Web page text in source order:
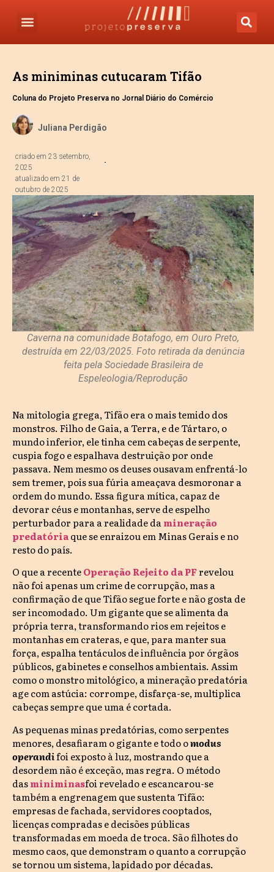
As miniminas cutucaram Tifão
Coluna do Projeto Preserva no Jornal Diário do Comércio
Juliana Perdigão
criado em 23 setembro,
2025
atualizado em 21 de
outubro de 2025
Caverna na comunidade Botafogo, em Ouro Preto,
destruída em 22/03/2025. Foto retirada da denúncia
feita pela Sociedade Brasileira de
Espeleologia/Reprodução
Na mitologia grega, Tifão era o mais temido dos
monstros. Filho de Gaia, a Terra, e de Tártaro, o
mundo inferior, ele tinha cem cabeças de serpente,
cuspia fogo e espalhava destruição por onde
passava. Nem mesmo os deuses ousavam enfrentá-lo
sem tremer, pois sua fúria ameaçava desmoronar a
ordem do mundo. Essa figura mítica, capaz de
devorar céus e montanhas, serve de espelho
perturbador para a realidade damineração
predatóriaque se enraizou em Minas Gerais e no
resto do país.
O que a recenteOperação Rejeito da PFrevelou
não foi apenas um crime de corrupção, mas a
confirmação de que Tifão segue forte e não gosta de
ser incomodado. Um gigante que se alimenta da
própria terra, transformando rios em rejeitos e
montanhas em crateras, e que, para manter sua
força, espalha tentáculos de influência por órgãos
públicos, gabinetes e conselhos ambientais. Assim
como o monstro mitológico, a mineração predatória
age com astúcia: corrompe, disfarça-se, multiplica
cabeças sempre que uma é cortada.
As pequenas minas predatórias, como serpentes
menores, desafiaram o gigante e todo omodus
operandifoi exposto à luz, mostrando que a
desordem não é exceção, mas regra. O método
dasminiminasfoi revelado e escancarou-se
também a engrenagem que sustenta Tifão:
empresas de fachada, servidores cooptados,
licenças compradas e decisões públicas
transformadas em moeda de troca. São filhotes do
mesmo caos, que demonstram o quanto a corrupção
se tornou um sistema, lapidado por décadas.